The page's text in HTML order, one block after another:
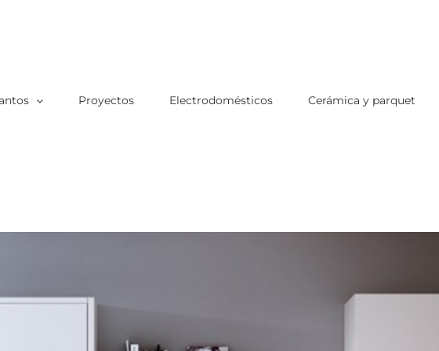
Proyectos Electrodomésticos Cerámica y parquet